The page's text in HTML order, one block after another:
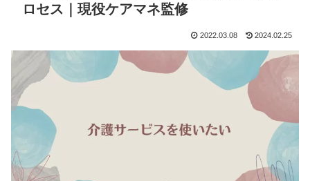
ロセス｜現役ケアマネ監修
2022.03.08 2024.02.25